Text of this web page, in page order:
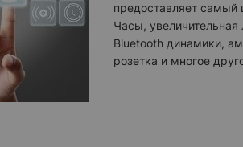
предоставляет
Часы, увеличительная
Bluetooth динамики,
розетка и многое